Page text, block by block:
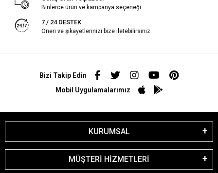
Binlerce ürün ve kampanya seçeneği
7 / 24 DESTEK
Öneri ve şikayetlerinizi bize iletebilirsiniz.
Bizi Takip Edin
Mobil Uygulamalarımız
KURUMSAL
MÜŞTERİ HİZMETLERİ